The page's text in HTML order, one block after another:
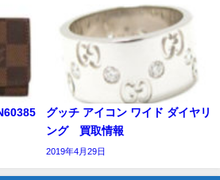
グッチ アイコン ワイド ダイヤリ
ング 買取情報
2019年4月29日